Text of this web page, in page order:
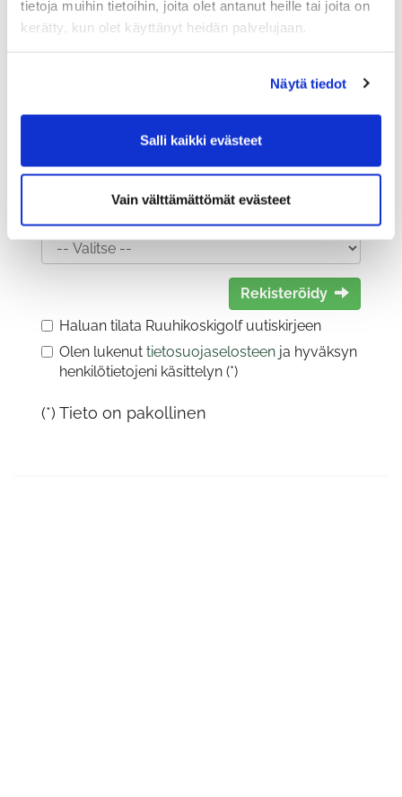
tietoja muihin tietoihin, joita olet antanut heille tai joita on
kerätty, kun olet käyttänyt heidän palvelujaan.
Näytä tiedot
Salli kaikki evästeet
Vain välttämättömät evästeet
Lisätiedot
Sukupuoli:
Rekisteröidy
Haluan tilata Ruuhikoskigolf uutiskirjeen
Olen lukenut tietosuojaselosteen ja hyväksyn
henkilötietojeni käsittelyn (*)
(*) Tieto on pakollinen